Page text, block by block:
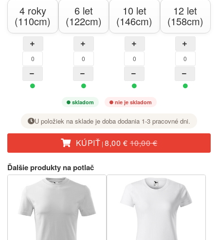
4 roky
(110cm)
6 let
(122cm)
10 let
(146cm)
12 let
(158cm)
skladom nie je skladom
U položiek na sklade je doba dodania 1-3 pracovné dni.
KÚPIŤ |8,00 €10,00 €
Ďalšie produkty na potlač